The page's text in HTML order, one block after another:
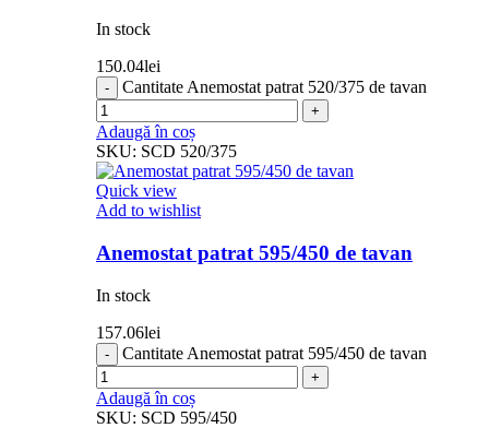
In stock
150.04lei
Cantitate Anemostat patrat 520/375 de tavan
Adaugă în coș
SKU: SCD 520/375
Quick view
Add to wishlist
Anemostat patrat 595/450 de tavan
In stock
157.06lei
Cantitate Anemostat patrat 595/450 de tavan
Adaugă în coș
SKU: SCD 595/450